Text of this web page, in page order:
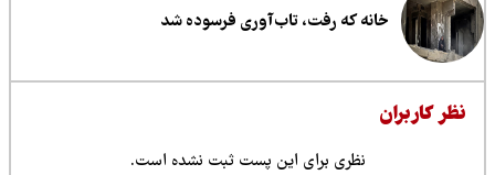
خانه که رفت، تاب‌آوری فرسوده شد
کاربران
نظری برای این پست ثبت نشده است.